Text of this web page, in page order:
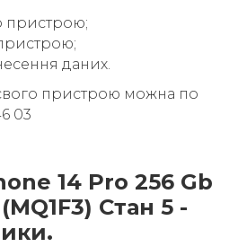
пристрою;
даних.
свого пристрою можна по
03
14 Pro 256 Gb
Стан 5 -